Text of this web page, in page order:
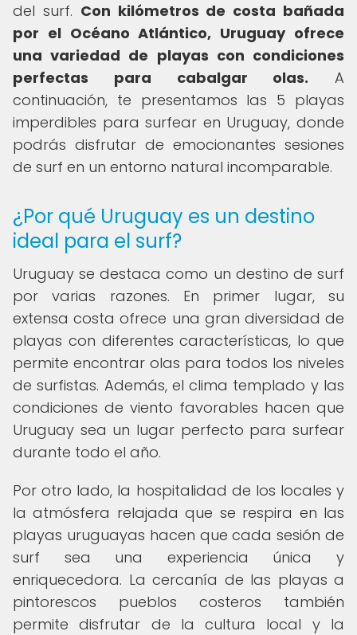
del surf. Con kilómetros de costa bañada
por el Océano Atlántico, Uruguay ofrece
una variedad de playas con condiciones
perfectas para cabalgar olas. A
continuación, te presentamos las 5 playas
imperdibles para surfear en Uruguay, donde
podrás disfrutar de emocionantes sesiones
de surf en un entorno natural incomparable.
¿Por qué Uruguay es un destino
ideal para el surf?
Uruguay se destaca como un destino de surf
por varias razones. En primer lugar, su
extensa costa ofrece una gran diversidad de
playas con diferentes características, lo que
permite encontrar olas para todos los niveles
de surfistas. Además, el clima templado y las
condiciones de viento favorables hacen que
Uruguay sea un lugar perfecto para surfear
durante todo el año.
Por otro lado, la hospitalidad de los locales y
la atmósfera relajada que se respira en las
playas uruguayas hacen que cada sesión de
surf sea una experiencia única y
enriquecedora. La cercanía de las playas a
pintorescos pueblos costeros también
permite disfrutar de la cultura local y la